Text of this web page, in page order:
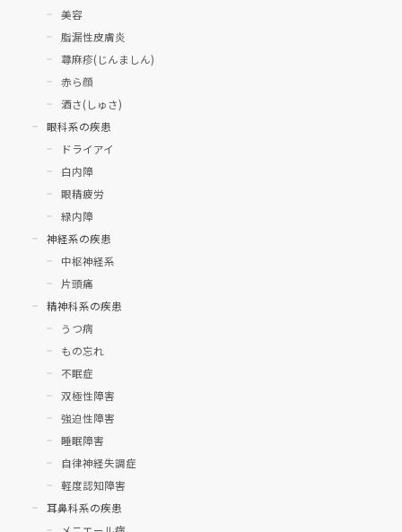
美容
脂漏性皮膚炎
蕁麻疹(じんましん)
赤ら顔
酒さ(しゅさ)
眼科系の疾患
ドライアイ
白内障
眼精疲労
緑内障
神経系の疾患
中枢神経系
片頭痛
精神科系の疾患
うつ病
もの忘れ
不眠症
双極性障害
強迫性障害
睡眠障害
自律神経失調症
軽度認知障害
耳鼻科系の疾患